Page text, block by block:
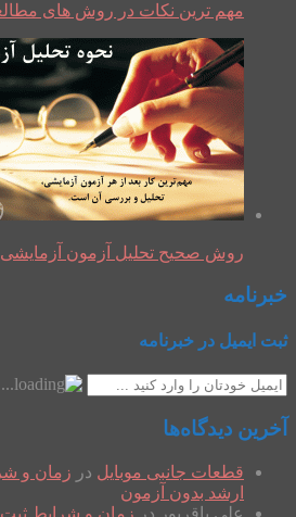
مهم ترین نکات در روش های
روش صحیح تحلیل آزمون آزمایشی
خبرنامه
ثبت ایمیل در خبرنامه
آخرین دیدگاه‌ها
قطعات جانبی موبایل در زمان و
ارشد بدون آزمون
علی باقرپور در زمان و شرایط